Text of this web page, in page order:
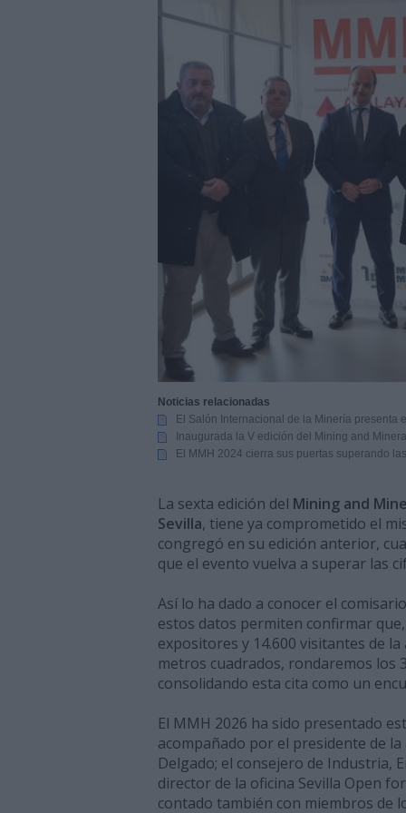
27/07/2026 Aqualia se adjudica la
El bar como unidad de presión
27/07/2026 El MMH 2026 reunirá a
Cómo digitalizar el
Yaskawa presenta el
23/07/2026 ELGi Compressors
| Cómo escalar producción
22/07/2026 Burckhardt suministrará
22/07/2026 BeDIGITAL continúa
06/08/2026 | Sacyr se adjudica la
Noticias relacionadas
El Salón Internacional de la Minería presenta
Inaugurada la V edición del Mining and
El MMH 2024 cierra sus puertas superando
La sexta edición del Mining and
Sevilla, tiene ya comprometido el
congregó en su edición anterior,
que el evento vuelva a superar las
Así lo ha dado a conocer el
estos datos permiten confirmar
expositores y 14.600 visitantes de
metros cuadrados, rondaremos los
consolidando esta cita como un
El MMH 2026 ha sido presentado
acompañado por el presidente de
Delgado; el consejero de Industria,
director de la oficina Sevilla Open
contado también con miembros de